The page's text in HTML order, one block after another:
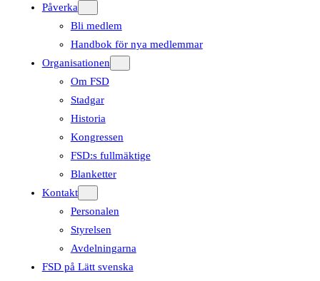
Påverka
Bli medlem
Handbok för nya medlemmar
Organisationen
Om FSD
Stadgar
Historia
Kongressen
FSD:s fullmäktige
Blanketter
Kontakt
Personalen
Styrelsen
Avdelningarna
FSD på Lätt svenska